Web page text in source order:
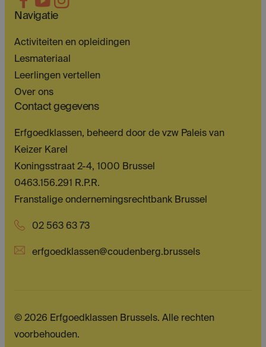
Navigatie
Activiteiten en opleidingen
Lesmateriaal
Leerlingen vertellen
Over ons
Contact gegevens
Erfgoedklassen, beheerd door de vzw Paleis van
Keizer Karel
Koningsstraat 2-4, 1000 Brussel
0463.156.291 R.P.R.
Franstalige ondernemingsrechtbank Brussel
02 563 63 73
erfgoedklassen@coudenberg.brussels
© 2026 Erfgoedklassen Brussels. Alle rechten
voorbehouden.